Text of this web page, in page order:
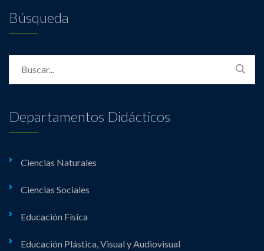
Búsqueda
Departamentos Didácticos
Ciencias Naturales
Ciencias Sociales
Educación Física
Educación Plástica, Visual y Audiovisual